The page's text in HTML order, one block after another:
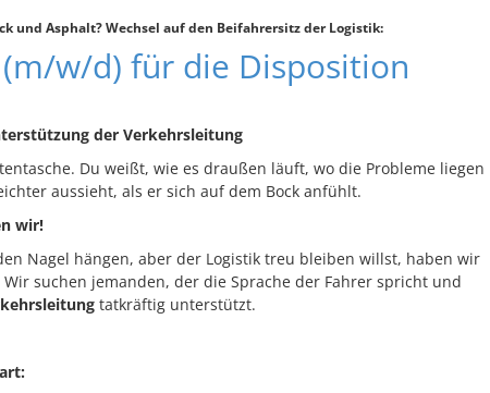
und Asphalt? Wechsel auf den Beifahrersitz der Logistik:
(m/w/d) für die Disposition
der Verkehrsleitung
Du weißt, wie es draußen läuft, wo die Probleme liegen
aussieht, als er sich auf dem Bock anfühlt.
wir!
Nagel hängen, aber der Logistik treu bleiben willst, haben wir
suchen jemanden, der die Sprache der Fahrer spricht und
tatkräftig unterstützt.